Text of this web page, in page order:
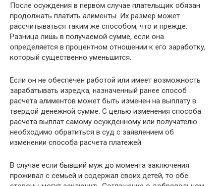
После осуждения в первом случае плательщик обязан
продолжать платить алименты. Их размер может
рассчитываться таким же способом, что и прежде.
Разница лишь в получаемой сумме, если она
определяется в процентном отношении к его заработку,
который существенно уменьшится.
Если он не обеспечен работой или имеет возможность
зарабатывать изредка, назначенный ранее способ
расчета алиментов может быть изменен на выплату в
твердой денежной сумме. С целью изменения способа
расчета выплат самому осужденному или получателю
необходимо обратиться в суд с заявлением об
изменении способа расчета платежей.
В случае если бывший муж до момента заключения
проживал с семьей и содержал своих детей, то обе